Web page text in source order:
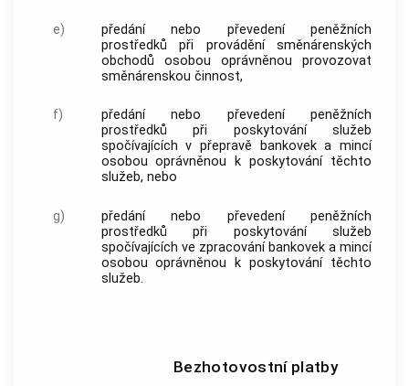
e)
předání nebo převedení peněžních
prostředků při provádění směnárenských
obchodů osobou oprávněnou provozovat
směnárenskou činnost,
f)
předání nebo převedení peněžních
prostředků při poskytování služeb
spočívajících v přepravě bankovek a mincí
osobou oprávněnou k poskytování těchto
služeb, nebo
g)
předání nebo převedení peněžních
prostředků při poskytování služeb
spočívajících ve zpracování bankovek a mincí
osobou oprávněnou k poskytování těchto
služeb.
Bezhotovostní platby